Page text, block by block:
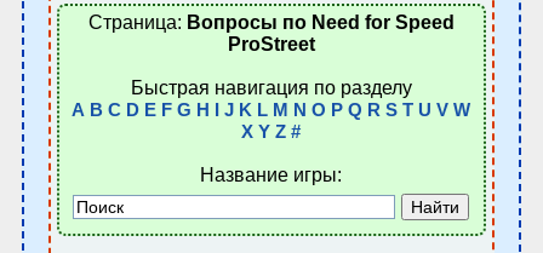
Страница: Вопросы по Need for Speed
ProStreet
Быстрая навигация по разделу
A B C D E F G H J K L M N O P Q R S T U V W
X Y Z #
Название игры: